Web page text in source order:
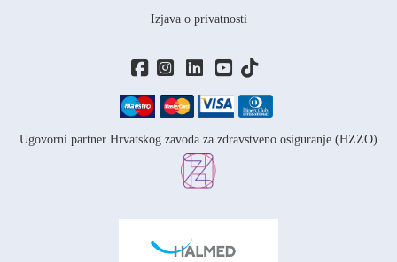
Ugovorni partner Hrvatskog zavoda za zdravstveno osiguranje (HZZO)
Izjava o privatnosti